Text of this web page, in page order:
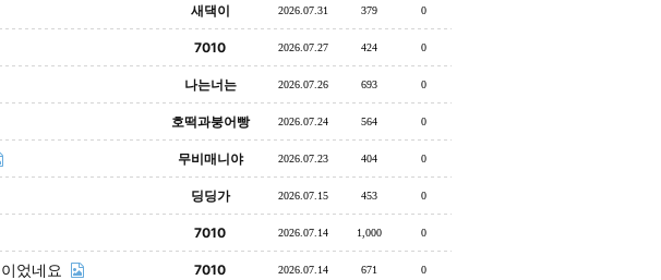
새댁이 2026.07.31 379 0
7010 2026.07.27 424 0
나는너는 2026.07.26 693 0
호떡과붕어빵 2026.07.24 564 0
무비매니야 2026.07.23 404 0
딩딩가 2026.07.15 453 0
7010 2026.07.14 1,000 0
었네요 7010 2026.07.14 671 0